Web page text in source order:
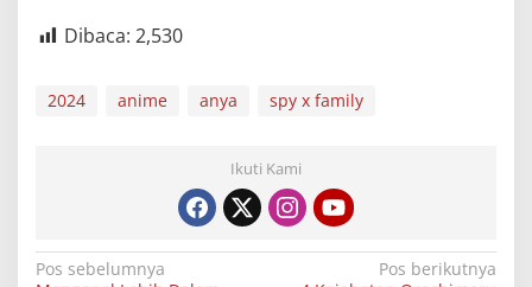
Dibaca: 2,530
2024 anime anya spy x family
Ikuti Kami
Navigasi
Pos sebelumnya
Pos berikutnya